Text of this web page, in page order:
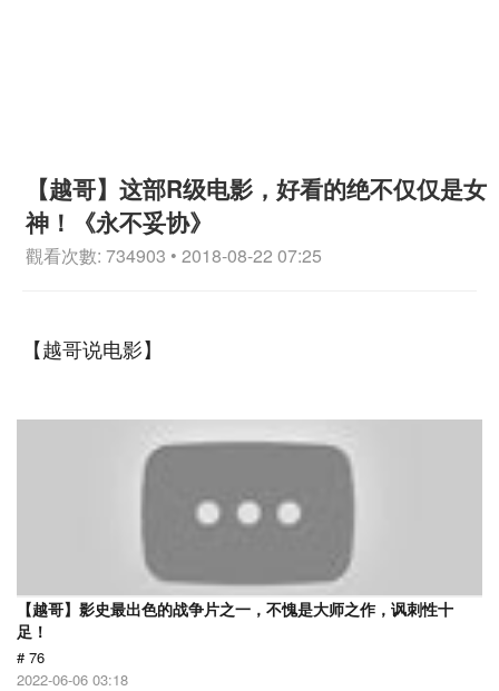
【越哥】这部R级电影，好看的绝不仅仅是女
神！《永不妥协》
觀看次數: 734903 • 2018-08-22 07:25
【越哥说电影】
【越哥】影史最出色的战争片之一，不愧是大师之作，讽刺性十
足！
# 76
2022-06-06 03:18